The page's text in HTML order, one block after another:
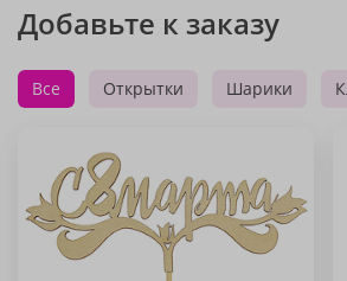
Добавьте к заказу
Все Открытки Шарики